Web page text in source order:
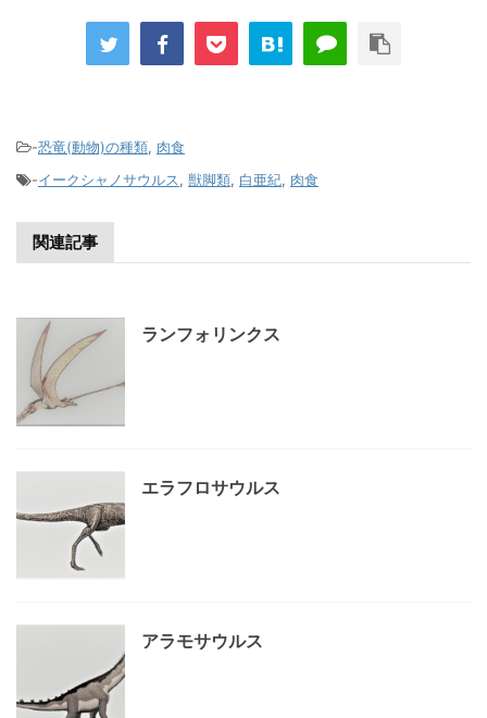
-恐竜(動物)の種類, 肉食
-イークシャノサウルス, 獣脚類, 白亜紀, 肉食
関連記事
ランフォリンクス
エラフロサウルス
アラモサウルス